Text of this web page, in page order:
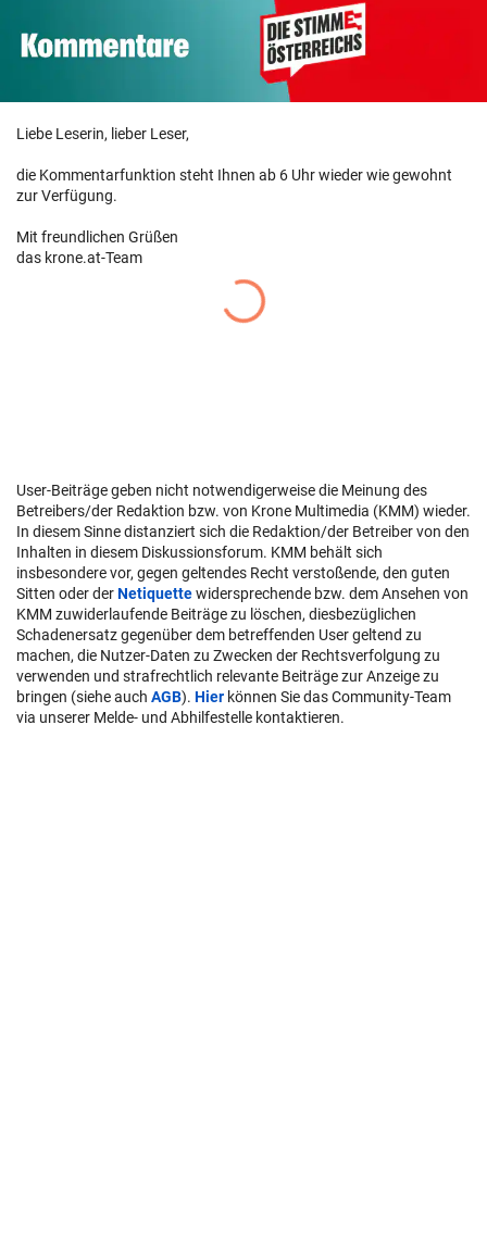
Liebe Leserin, lieber Leser,
die Kommentarfunktion steht Ihnen ab 6 Uhr wieder wie gewohnt
zur Verfügung.
Mit freundlichen Grüßen
das krone.at-Team
User-Beiträge geben nicht notwendigerweise die Meinung des
Betreibers/der Redaktion bzw. von Krone Multimedia (KMM) wieder.
In diesem Sinne distanziert sich die Redaktion/der Betreiber von den
Inhalten in diesem Diskussionsforum. KMM behält sich
insbesondere vor, gegen geltendes Recht verstoßende, den guten
Sitten oder derNetiquettewidersprechende bzw. dem Ansehen von
KMM zuwiderlaufende Beiträge zu löschen, diesbezüglichen
Schadenersatz gegenüber dem betreffenden User geltend zu
machen, die Nutzer-Daten zu Zwecken der Rechtsverfolgung zu
verwenden und strafrechtlich relevante Beiträge zur Anzeige zu
bringen (siehe auch AGB). Hier können Sie das Community-Team
via unserer Melde- und Abhilfestelle kontaktieren.